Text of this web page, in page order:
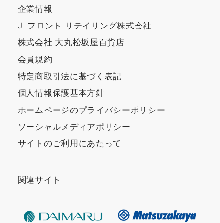
企業情報
J. フロント リテイリング株式会社
株式会社 大丸松坂屋百貨店
会員規約
特定商取引法に基づく表記
個人情報保護基本方針
ホームページのプライバシーポリシー
ソーシャルメディアポリシー
サイトのご利用にあたって
関連サイト